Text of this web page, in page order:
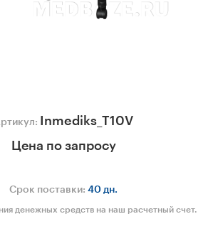
Inmediks_T10V
Цена по запросу
Срок поставки: 40 дн.
денежных средств на наш расчетный счет.